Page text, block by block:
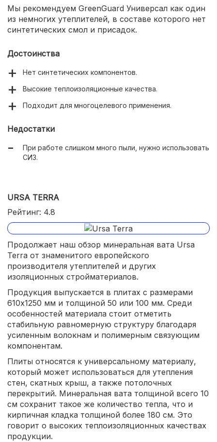
Мы рекомендуем GreenGuard Универсал как один
из немногих утеплителей, в составе которого нет
синтетических смол и присадок.
Достоинства
Нет синтетических компонентов.
Высокие теплоизоляционные качества.
Подходит для многоцелевого применения.
Недостатки
При работе слишком много пыли, нужно использовать
СИЗ.
URSA TERRA
Рейтинг: 4.8
Продолжает наш обзор минеральная вата Ursa
Terra от знаменитого европейского
производителя утеплителей и других
изоляционных стройматериалов.
Продукция выпускается в плитах с размерами
610х1250 мм и толщиной 50 или 100 мм. Среди
особенностей материала стоит отметить
стабильную равномерную структуру благодаря
усиленным волокнам и полимерным связующим
компонентам.
Плиты относятся к универсальному материалу,
который может использоваться для утепления
стен, скатных крыш, а также потолочных
перекрытий. Минеральная вата толщиной всего 10
см сохранит такое же количество тепла, что и
кирпичная кладка толщиной более 180 см. Это
говорит о высоких теплоизоляционных качествах
продукции.